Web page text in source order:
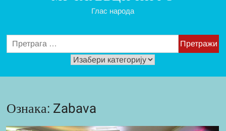
Глас народа
Претрага
за:
Изабери
Ознака: Zabava